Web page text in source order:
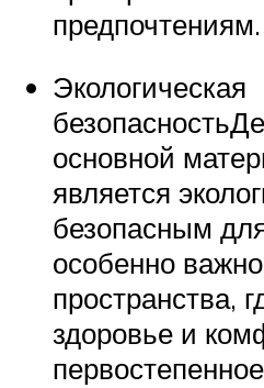
предпочтениям.
Экологическая
основной
является
безопасным
особенно
пространства,
здоровье и